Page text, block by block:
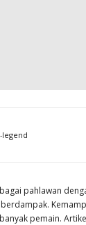
legend
pahlawan
pemain.